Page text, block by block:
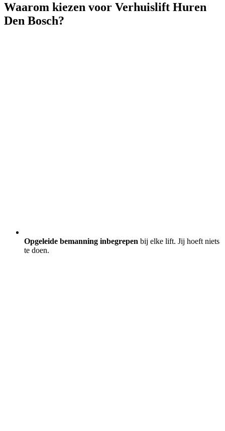
Waarom kiezen voor Verhuislift Huren
Den Bosch?
Opgeleide bemanning inbegrepen bij elke lift. Jij hoeft niets
te doen.